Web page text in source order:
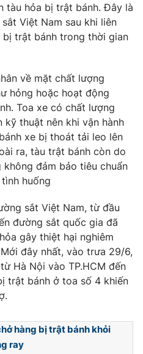
tàu hỏa bị trật bánh. Đây là
Việt Nam sau khi liên
trật bánh trong thời gian
về mặt chất lượng
hỏng hoặc hoạt động
Toa xe có chất lượng
kỹ thuật nên khi vận hành
xe bị thoát tải leo lên
ra, tàu trật bánh còn do
đảm bảo tiêu chuẩn
huống
sắt Việt Nam, từ đầu
đường sắt quốc gia đã
gây thiệt hại nghiêm
đây nhất, vào trưa 29/6,
Hà Nội vào TP.HCM đến
trật bánh ở toa số 4 khiến
hàng bị trật bánh khỏi
ray